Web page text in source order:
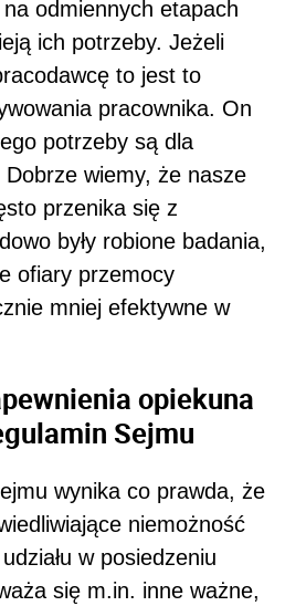
odmiennych etapach
ich potrzeby. Jeżeli
to jest to
pracownika. On
potrzeby są dla
wiemy, że nasze
przenika się z
były robione badania,
ofiary przemocy
mniej efektywne w
opiekuna
Sejmu
wynika co prawda, że
niemożność
w posiedzeniu
się m.in. inne ważne,